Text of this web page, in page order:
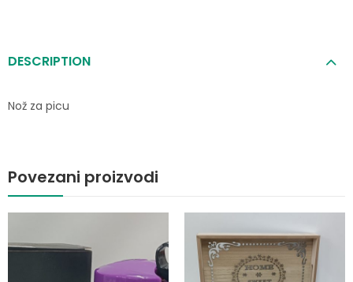
DESCRIPTION
Nož za picu
Povezani proizvodi